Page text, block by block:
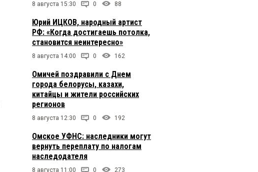
8 августа 15:30 0 88
Юрий ИЦКОВ, народный артист
РФ: «Когда достигаешь потолка,
становится неинтересно»
8 августа 14:00 0 162
Омичей поздравили с Днем
города белорусы, казахи,
китайцы и жители российских
регионов
8 августа 12:30 0 192
Омское УФНС: наследники могут
вернуть переплату по налогам
наследодателя
8 августа 11:00 0 273